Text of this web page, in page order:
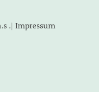
.| Impressum